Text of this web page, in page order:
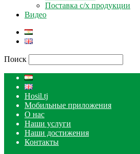
Поставка с/х продукции
Видео
Поиск
Hosil.tj
Мобильные приложения
О нас
Наши услуги
Наши достижения
Контакты